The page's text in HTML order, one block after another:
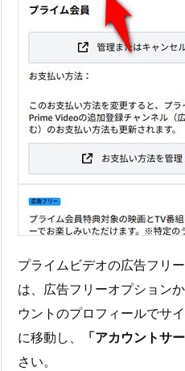
プライムビデオの広告フリ
は、広告フリーオプション
ウントのプロフィールでサ
に移動し、
「アカウントサ
さい。